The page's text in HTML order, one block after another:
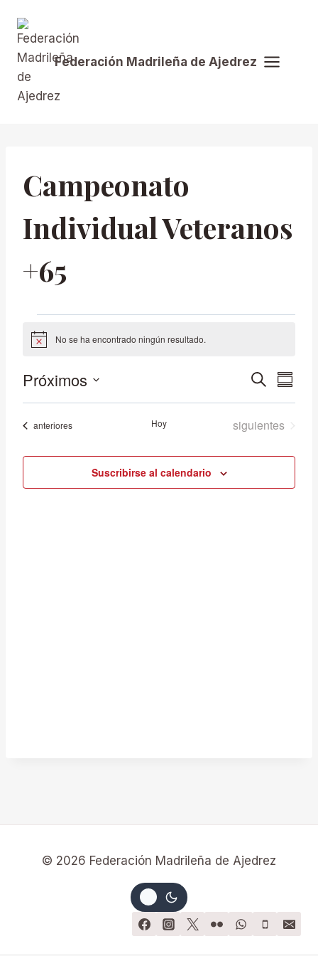
contenido
Federación Madrileña de Ajedrez
Campeonato
Individual Veteranos
+65
Eventos
Aviso No se ha encontrado ningún resultado.
de
y
Buscar
de
de
Próximos
Seleccionar
fecha.
Eventos
anteriores Hoy Eventos
siguientes
Suscribirse al calendario
© 2026 Federación Madrileña de Ajedrez